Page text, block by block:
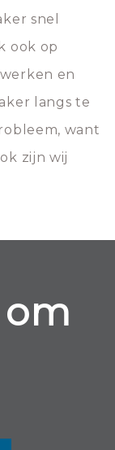
snel
ook op
en
langs te
want
zijn wij